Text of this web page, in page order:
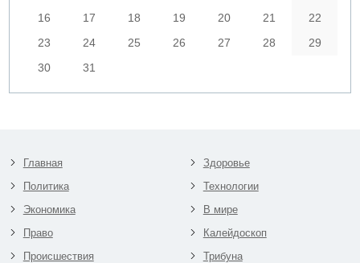
16
17 18 19 20 21
22
23
24 25 26 27 28
29
30
31
Главная
Политика
Экономика
Право
Происшествия
Здоровье
Технологии
В мире
Калейдоскоп
Трибуна